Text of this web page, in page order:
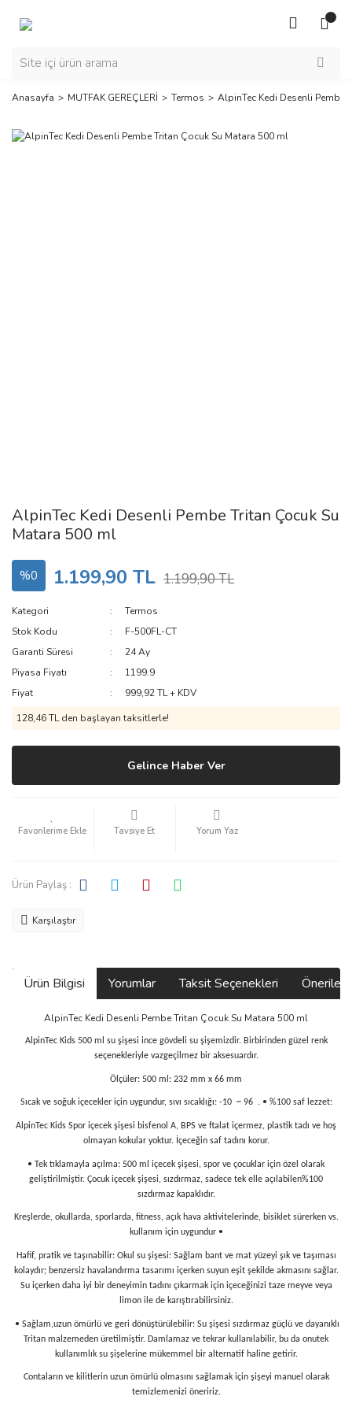
Anasayfa MUTFAK GEREÇLERİ Termos AlpinTec Kedi Desenli Pembe
AlpinTec Kedi Desenli Pembe Tritan Çocuk Su
Matara 500 ml
%0 1.199,90 TL 1.199,90 TL
Kategori
Termos
Stok Kodu
F-500FL-CT
Garanti Süresi
24 Ay
Piyasa Fiyatı
1199.9
Fiyat
999,92 TL + KDV
128,46 TL den başlayan taksitlerle!
Gelince Haber Ver
Tavsiye Et Yorum Yaz
Ürün Paylaş :
Karşılaştır
Ürün Bilgisi Yorumlar Taksit Seçenekleri
AlpinTec Kedi Desenli Pembe Tritan Çocuk Su Matara 500 ml
AlpinTec Kids 500 ml su şişesi ince gövdeli su şişemizdir. Birbirinden güzel renk
seçenekleriyle vazgeçilmez bir aksesuardır.
Ölçüler: 500 ml: 232 mm x 66 mm
Sıcak ve soğuk içecekler için uygundur, sıvı sıcaklığı: -10 ~ 96 . • %100 saf lezzet:
AlpinTec Kids Spor içecek şişesi bisfenol A, BPS ve ftalat içermez, plastik tadı ve hoş
olmayan kokular yoktur. İçeceğin saf tadını korur.
• Tek tıklamayla açılma: 500 ml içecek şişesi, spor ve çocuklar için özel olarak
geliştirilmiştir. Çocuk içecek şişesi, sızdırmaz, sadece tek elle açılabilen%100
sızdırmaz kapaklıdır.
Kreşlerde, okullarda, sporlarda, fitness, açık hava aktivitelerinde, bisiklet sürerken vs.
kullanım için uygundur •
Hafif, pratik ve taşınabilir: Okul su şişesi: Sağlam bant ve mat yüzeyi şık ve taşıması
kolaydır; benzersiz havalandırma tasarımı içerken suyun eşit şekilde akmasını sağlar.
Su içerken daha iyi bir deneyimin tadını çıkarmak için içeceğinizi taze meyve veya
limon ile de karıştırabilirsiniz.
• Sağlam,uzun ömürlü ve geri dönüştürülebilir: Su şişesi sızdırmaz güçlü ve dayanıklı
Tritan malzemeden üretilmiştir. Damlamaz ve tekrar kullanılabilir, bu da onutek
kullanımlık su şişelerine mükemmel bir alternatif haline getirir.
Contaların ve kilitlerin uzun ömürlü olmasını sağlamak için şişeyi manuel olarak
temizlemenizi öneririz.